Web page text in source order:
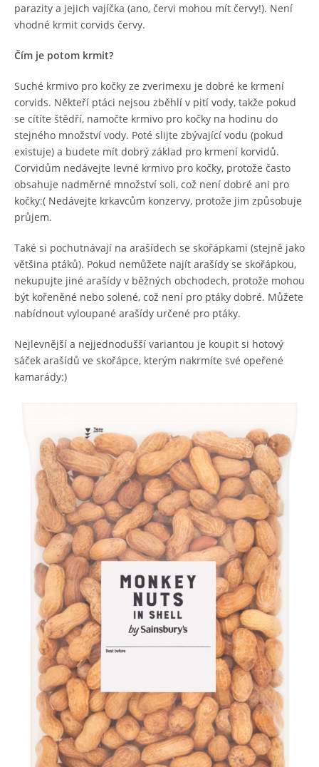
parazity a jejich vajíčka (ano, červi mohou mít červy!). Není
vhodné krmit corvids červy.
Čím je potom krmit?
Suché krmivo pro kočky ze zverimexu je dobré ke krmení
corvids. Někteří ptáci nejsou zběhlí v pití vody, takže pokud
se cítíte štědří, namočte krmivo pro kočky na hodinu do
stejného množství vody. Poté slijte zbývající vodu (pokud
existuje) a budete mít dobrý základ pro krmení korvidů.
Corvidům nedávejte levné krmivo pro kočky, protože často
obsahuje nadměrné množství soli, což není dobré ani pro
kočky:( Nedávejte krkavcům konzervy, protože jim způsobuje
průjem.
Také si pochutnávají na arašídech se skořápkami (stejně jako
většina ptáků). Pokud nemůžete najít arašídy se skořápkou,
nekupujte jiné arašídy v běžných obchodech, protože mohou
být kořeněné nebo solené, což není pro ptáky dobré. Můžete
nabídnout vyloupané arašídy určené pro ptáky.
Nejlevnější a nejjednodušší variantou je koupit si hotový
sáček arašídů ve skořápce, kterým nakrmíte své opeřené
kamarády:)